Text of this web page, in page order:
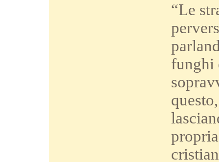
“Le
funghi